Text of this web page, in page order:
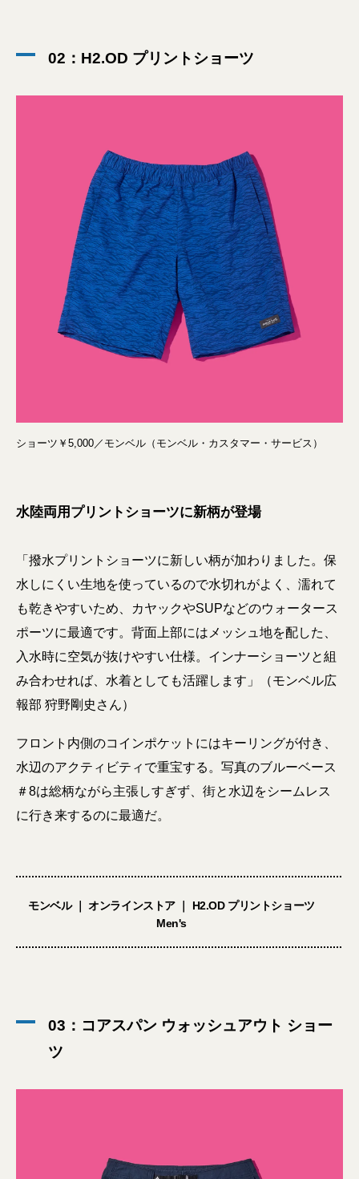
02：H2.OD プリントショーツ
ショーツ￥5,000／モンベル（モンベル・カスタマー・サービス）
水陸両用プリントショーツに新柄が登場
「撥水プリントショーツに新しい柄が加わりました。保
水しにくい生地を使っているので水切れがよく、濡れて
も乾きやすいため、カヤックやSUPなどのウォータース
ポーツに最適です。背面上部にはメッシュ地を配した、
入水時に空気が抜けやすい仕様。インナーショーツと組
み合わせれば、水着としても活躍します」（モンベル広
報部 狩野剛史さん）
フロント内側のコインポケットにはキーリングが付き、
水辺のアクティビティで重宝する。写真のブルーベース
＃8は総柄ながら主張しすぎず、街と水辺をシームレス
に行き来するのに最適だ。
モンベル ｜ オンラインストア ｜ H2.OD プリントショーツ
Men's
03：コアスパン ウォッシュアウト ショー
ツ